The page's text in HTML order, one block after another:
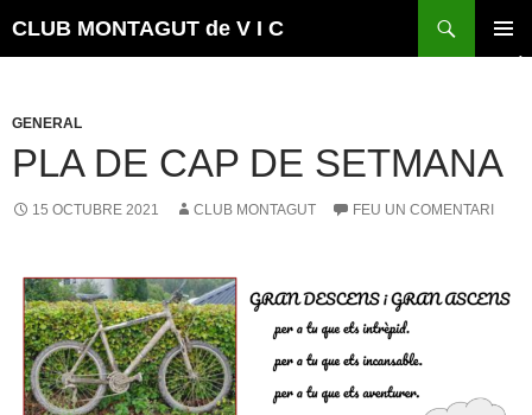
CLUB MONTAGUT de V I C
GENERAL
PLA DE CAP DE SETMANA
15 OCTUBRE 2021 CLUB MONTAGUT FEU UN COMENTARI